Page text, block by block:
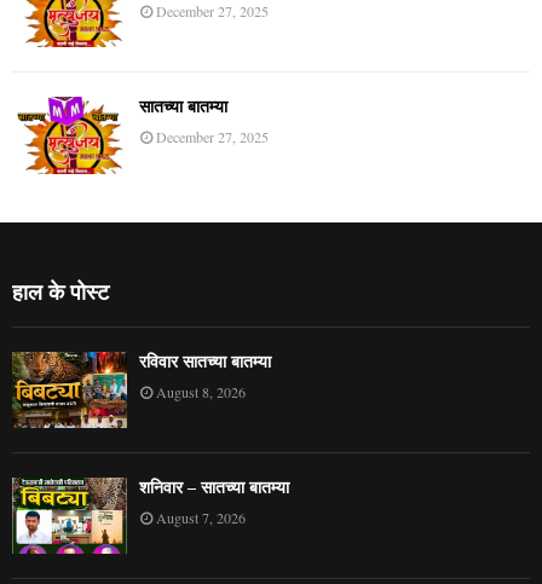
December 27, 2025
सातच्या बातम्या
December 27, 2025
हाल के पोस्ट
रविवार सातच्या बातम्या
August 8, 2026
शनिवार – सातच्या बातम्या
August 7, 2026